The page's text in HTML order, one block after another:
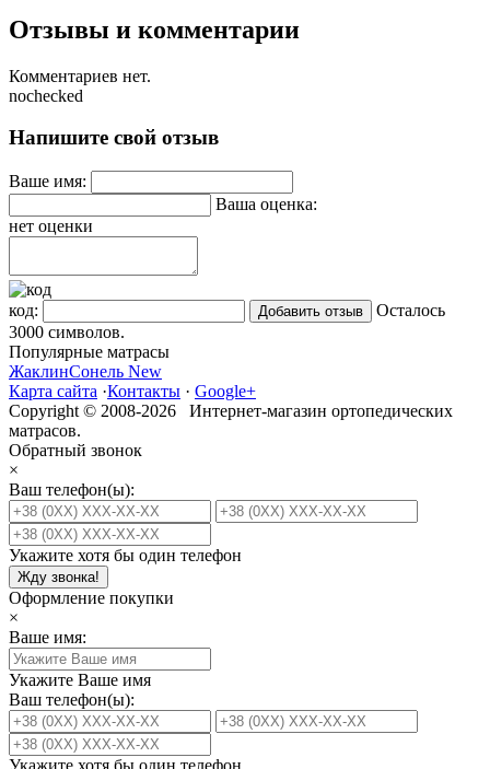
Отзывы и комментарии
Комментариев нет.
nochecked
Напишите свой отзыв
Ваше имя:
Ваша оценка:
нет оценки
код:
Осталось
3000 символов.
Популярные матрасы
ЖаклинСонель New
Карта сайта ·Контакты · Google+
Copyright © 2008-2026 Интернет-магазин ортопедических
матрасов.
Обратный звонок
×
Ваш телефон(ы):
Укажите хотя бы один телефон
Жду звонка!
Оформление покупки
×
Ваше имя:
Укажите Ваше имя
Ваш телефон(ы):